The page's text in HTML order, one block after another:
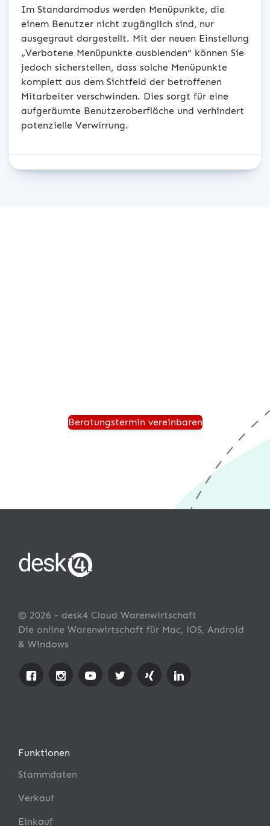
Im Standardmodus werden Menüpunkte, die
einem Benutzer nicht zugänglich sind, nur
ausgegraut dargestellt. Mit der neuen Einstellung
„Verbotene Menüpunkte ausblenden“ können Sie
jedoch sicherstellen, dass solche Menüpunkte
komplett aus dem Sichtfeld der betroffenen
Mitarbeiter verschwinden. Dies sorgt für eine
aufgeräumte Benutzeroberfläche und verhindert
potenzielle Verwirrung.
Beratungstermin vereinbaren
© 2026 - desk4 Cloud Warenwirtschaft
Die online Warenwirtschaft für Mac, iOS, Android
& Windows
Funktionen
Stammdaten
Verkauf
Einkauf